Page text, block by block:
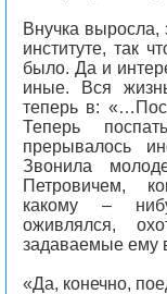
Внучка выросла,
институте, так
было. Да и
иные. Вся
теперь в:
Теперь
прерывалось
Звонила
Петровичем,
какому –
оживлялся,
задаваемые ему
«Да, конечно,